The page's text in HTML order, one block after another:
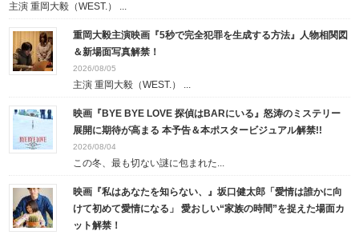
主演 重岡大毅（WEST.） ...
重岡大毅主演映画『5秒で完全犯罪を生成する方法』人物相関図
＆新場面写真解禁！
2026/08/05
主演 重岡大毅（WEST.） ...
映画『BYE BYE LOVE 探偵はBARにいる』怒涛のミステリー
展開に期待が高まる 本予告＆本ポスタービジュアル解禁!!
2026/08/04
この冬、最も切ない謎に包まれた...
映画『私はあなたを知らない、』坂口健太郎「愛情は誰かに向
けて初めて愛情になる」 愛おしい“家族の時間”を捉えた場面カ
ット解禁！